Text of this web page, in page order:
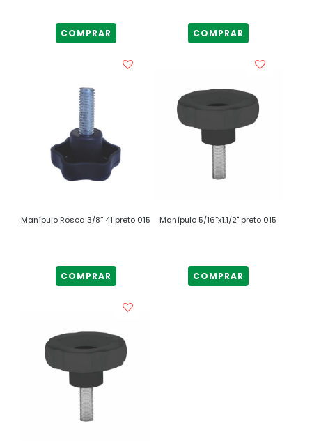
COMPRAR COMPRAR
Manípulo Rosca 3/8’’ 41 preto 015
COMPRAR
Manípulo 5/16’’x1.1/2" preto 015
COMPRAR